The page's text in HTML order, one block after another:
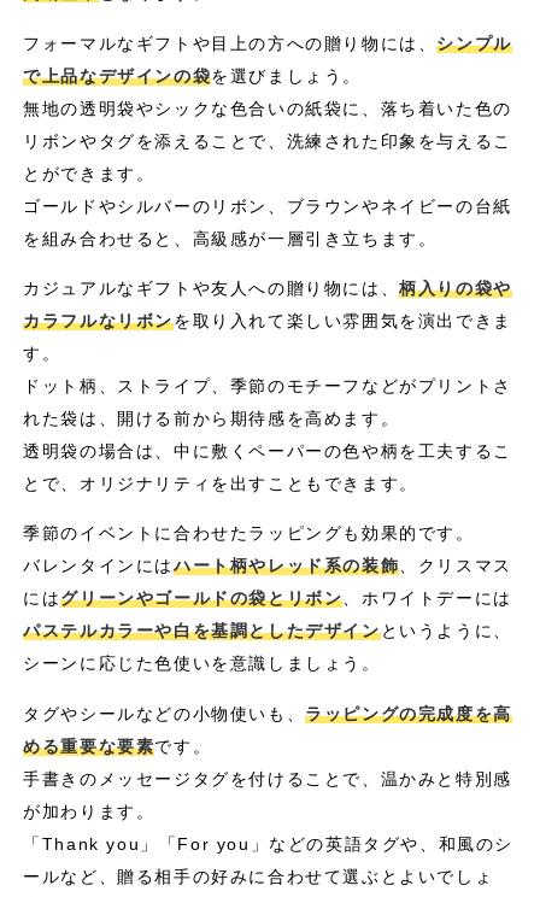
フォーマルなギフトや目上の方への贈り物には、シンプル
で上品なデザインの袋を選びましょう。
無地の透明袋やシックな色合いの紙袋に、落ち着いた色の
リボンやタグを添えることで、洗練された印象を与えるこ
とができます。
ゴールドやシルバーのリボン、ブラウンやネイビーの台紙
を組み合わせると、高級感が一層引き立ちます。
カジュアルなギフトや友人への贈り物には、柄入りの袋や
カラフルなリボンを取り入れて楽しい雰囲気を演出できま
す。
ドット柄、ストライプ、季節のモチーフなどがプリントさ
れた袋は、開ける前から期待感を高めます。
透明袋の場合は、中に敷くペーパーの色や柄を工夫するこ
とで、オリジナリティを出すこともできます。
季節のイベントに合わせたラッピングも効果的です。
バレンタインにはハート柄やレッド系の装飾、クリスマス
にはグリーンやゴールドの袋とリボン、ホワイトデーには
パステルカラーや白を基調としたデザインというように、
シーンに応じた色使いを意識しましょう。
タグやシールなどの小物使いも、ラッピングの完成度を高
める重要な要素です。
手書きのメッセージタグを付けることで、温かみと特別感
が加わります。
「Thank you」「For you」などの英語タグや、和風のシ
ールなど、贈る相手の好みに合わせて選ぶとよいでしょ